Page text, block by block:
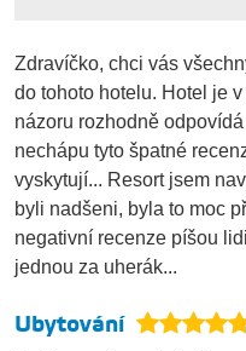
Zdravíčko, chci vás
do tohoto hotelu. Hotel je
názoru rozhodně
nechápu tyto špatné
vyskytují... Resort jsem
byli nadšeni, byla to moc
negativní recenze píšou
jednou za uherák...
Ubytování